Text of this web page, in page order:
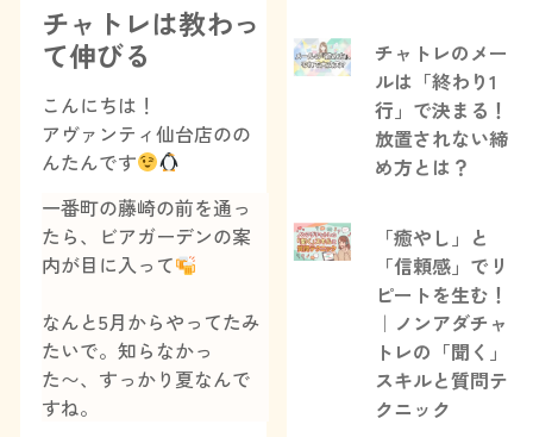
チャトレは教わっ
て伸びる
こんにちは！
アヴァンティ仙台店のの
んたんです
一番町の藤崎の前を通っ
たら、ビアガーデンの案
内が目に入って
なんと5月からやってたみ
たいで。知らなかっ
た〜、すっかり夏なんで
すね。
チャトレのメー
ルは「終わり1
行」で決まる！
放置されない締
め方とは？
「癒やし」と
「信頼感」でリ
ピートを生む！
｜ノンアダチャ
トレの「聞く」
スキルと質問テ
クニック